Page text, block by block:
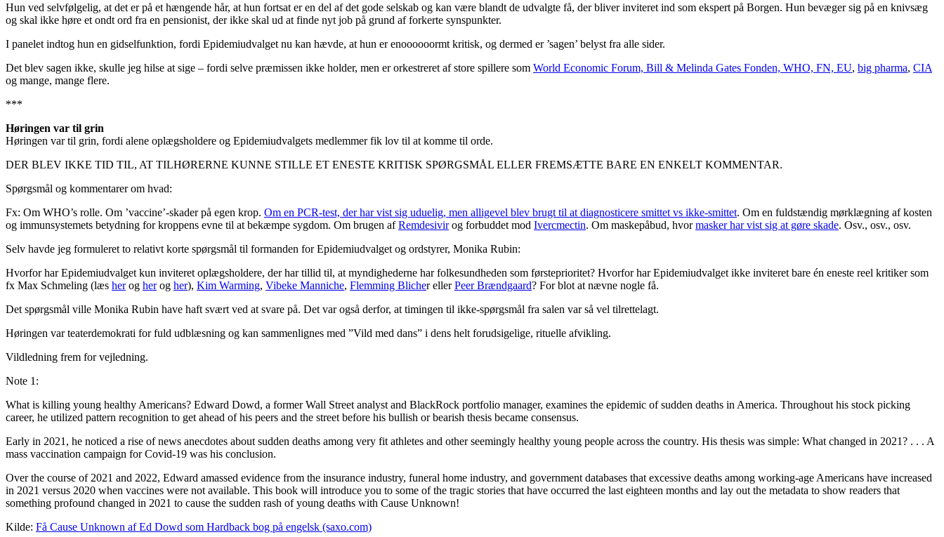
Hun ved selvfølgelig, at det er på et hængende hår, at hun fortsat er en del af det gode selskab og kan være blandt de udvalgte få, der bliver inviteret ind som ekspert på Borgen. Hun bevæger sig på en knivsæg
og skal ikke høre et ondt ord fra en pensionist, der ikke skal ud at finde nyt job på grund af forkerte synspunkter.
I panelet indtog hun en gidselfunktion, fordi Epidemiudvalget nu kan hævde, at hun er enoooooormt kritisk, og dermed er ’sagen’ belyst fra alle sider.
Det blev sagen ikke, skulle jeg hilse at sige – fordi selve præmissen ikke holder, men er orkestreret af store spillere som World Economic Forum, Bill & Melinda Gates Fonden, WHO, FN, EU, big pharma, CIA
og mange, mange flere.
***
Høringen var til grin
Høringen var til grin, fordi alene oplægsholdere og Epidemiudvalgets medlemmer fik lov til at komme til orde.
DER BLEV IKKE TID TIL, AT TILHØRERNE KUNNE STILLE ET ENESTE KRITISK SPØRGSMÅL ELLER FREMSÆTTE BARE EN ENKELT KOMMENTAR.
Spørgsmål og kommentarer om hvad:
Fx: Om WHO’s rolle. Om ’vaccine’-skader på egen krop. Om en PCR-test, der har vist sig uduelig, men alligevel blev brugt til at diagnosticere smittet vs ikke-smittet. Om en fuldstændig mørklægning af kosten
og immunsystemets betydning for kroppens evne til at bekæmpe sygdom. Om brugen afRemdesivirog forbuddet mod Ivercmectin. Om maskepåbud, hvormasker har vist sig at gøre skade. Osv., osv., osv.
Selv havde jeg formuleret to relativt korte spørgsmål til formanden for Epidemiudvalget og ordstyrer, Monika Rubin:
Hvorfor har Epidemiudvalget kun inviteret oplægsholdere, der har tillid til, at myndighederne har folkesundheden som førsteprioritet? Hvorfor har Epidemiudvalget ikke inviteret bare én eneste reel kritiker som
fx Max Schmeling (læs herog herog her), Kim Warming, Vibeke Manniche, Flemming Blicher ellerPeer Brændgaard? For blot at nævne nogle få.
Det spørgsmål ville Monika Rubin have haft svært ved at svare på. Det var også derfor, at timingen til ikke-spørgsmål fra salen var så vel tilrettelagt.
Høringen var teaterdemokrati for fuld udblæsning og kan sammenlignes med ”Vild med dans” i dens helt forudsigelige, rituelle afvikling.
Vildledning frem for vejledning.
Note 1:
What is killing young healthy Americans? Edward Dowd, a former Wall Street analyst and BlackRock portfolio manager, examines the epidemic of sudden deaths in America. Throughout his stock picking
career, he utilized pattern recognition to get ahead of his peers and the street before his bullish or bearish thesis became consensus.
Early in 2021, he noticed a rise of news anecdotes about sudden deaths among very fit athletes and other seemingly healthy young people across the country. His thesis was simple: What changed in 2021? . . . A
mass vaccination campaign for Covid-19 was his conclusion.
Over the course of 2021 and 2022, Edward amassed evidence from the insurance industry, funeral home industry, and government databases that excessive deaths among working-age Americans have increased
in 2021 versus 2020 when vaccines were not available. This book will introduce you to some of the tragic stories that have occurred the last eighteen months and lay out the metadata to show readers that
something profound changed in 2021 to cause the sudden rash of young deaths with Cause Unknown!
Kilde: Få Cause Unknown af Ed Dowd som Hardback bog på engelsk (saxo.com)